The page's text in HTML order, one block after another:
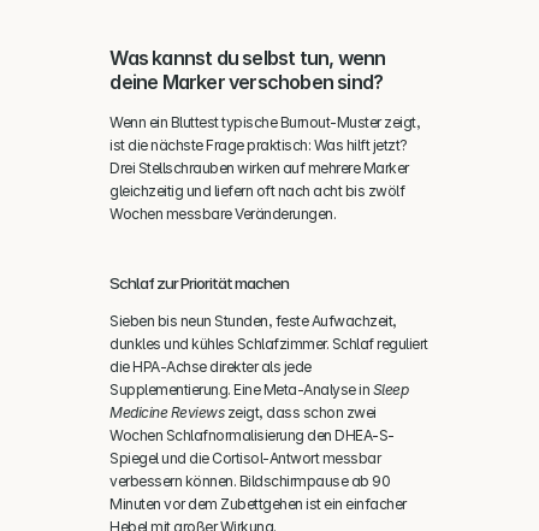
Was kannst du selbst tun, wenn
deine Marker verschoben sind?
Wenn ein Bluttest typische Burnout-Muster zeigt,
ist die nächste Frage praktisch: Was hilft jetzt?
Drei Stellschrauben wirken auf mehrere Marker
gleichzeitig und liefern oft nach acht bis zwölf
Wochen messbare Veränderungen.
Schlaf zur Priorität machen
Sieben bis neun Stunden, feste Aufwachzeit,
dunkles und kühles Schlafzimmer. Schlaf reguliert
die HPA-Achse direkter als jede
Supplementierung. Eine Meta-Analyse in Sleep
Medicine Reviews zeigt, dass schon zwei
Wochen Schlafnormalisierung den DHEA-S-
Spiegel und die Cortisol-Antwort messbar
verbessern können. Bildschirmpause ab 90
Minuten vor dem Zubettgehen ist ein einfacher
Hebel mit großer Wirkung.